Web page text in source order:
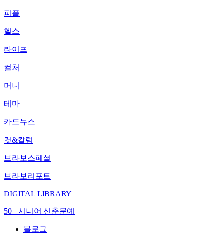
피플
헬스
라이프
컬처
머니
테마
카드뉴스
컷&칼럼
브라보스페셜
브라보리포트
DIGITAL LIBRARY
50+ 시니어 신춘문예
블로그